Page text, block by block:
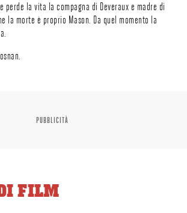
perde la vita la compagna di Deveraux e madre di
la morte è proprio Mason. Da quel momento la
PUBBLICITÀ
FILM